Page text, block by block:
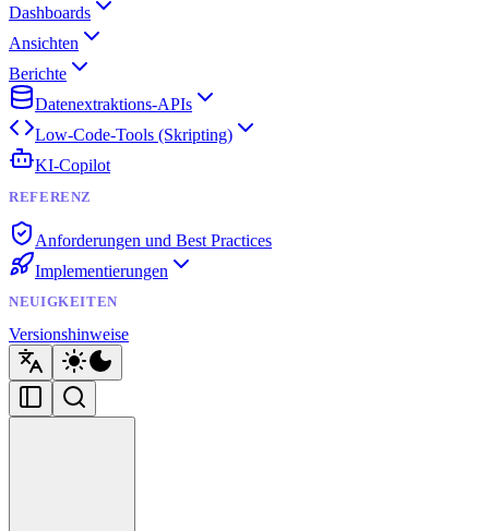
Dashboards
Ansichten
Berichte
Datenextraktions-APIs
Low-Code-Tools (Skripting)
KI-Copilot
REFERENZ
Anforderungen und Best Practices
Implementierungen
NEUIGKEITEN
Versionshinweise